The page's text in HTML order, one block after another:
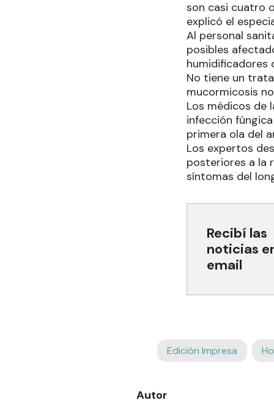
son casi cuatro
explicó el
Al personal
posibles
humidificadores
No tiene un
mucormicosis
Los médicos de
infección
primera ola del
Los expertos
posteriores a la
síntomas del
Recibí las
noticias
email
Edición Impresa
Autor